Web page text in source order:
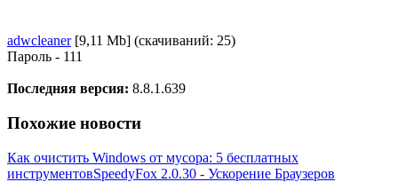
adwcleaner[9,11 Mb] (cкачиваний: 25)
Пароль - 111
Последняя версия: 8.8.1.639
Похожие новости
Как очистить Windows от мусора: 5 бесплатных
инструментовSpeedyFox 2.0.30 - Ускорение Браузеров